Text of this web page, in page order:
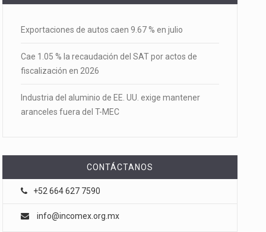
Exportaciones de autos caen 9.67 % en julio
Cae 1.05 % la recaudación del SAT por actos de
fiscalización en 2026
Industria del aluminio de EE. UU. exige mantener
aranceles fuera del T-MEC
CONTÁCTANOS
+52 664 627 7590
info@incomex.org.mx